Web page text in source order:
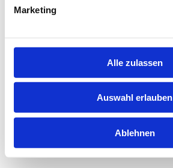
Marketing
Alle zulassen
Auswahl erlauben
Ablehnen